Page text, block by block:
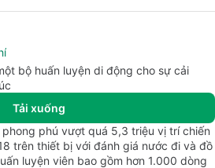
bộ huấn luyện di động cho sự cải
Tải xuống
phú vượt quá 5,3 triệu vị trí chiến
trên thiết bị với đánh giá nước đi và đồ
luyện viên bao gồm hơn 1.000 dòng